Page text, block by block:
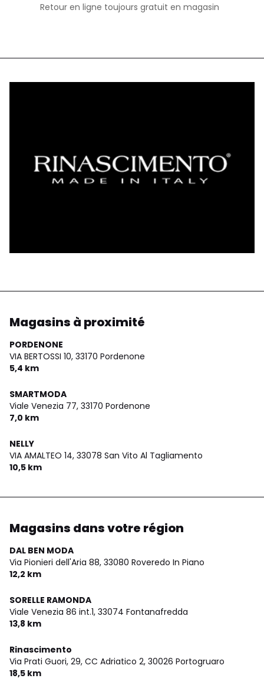
Retour en ligne toujours gratuit en magasin
Magasins à proximité
PORDENONE
VIA BERTOSSI 10, 33170 Pordenone
5,4 km
SMARTMODA
Viale Venezia 77, 33170 Pordenone
7,0 km
NELLY
VIA AMALTEO 14, 33078 San Vito Al Tagliamento
10,5 km
Magasins dans votre région
DAL BEN MODA
Via Pionieri dell'Aria 88, 33080 Roveredo In Piano
12,2 km
SORELLE RAMONDA
Viale Venezia 86 int.1, 33074 Fontanafredda
13,8 km
Rinascimento
Via Prati Guori, 29, CC Adriatico 2, 30026 Portogruaro
18,5 km